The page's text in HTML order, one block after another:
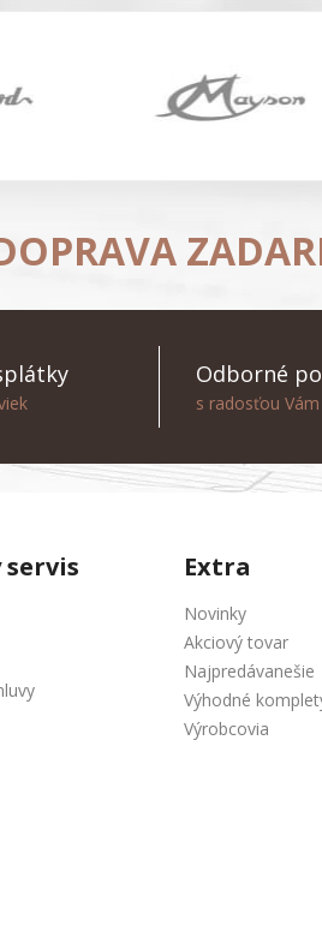
Odborné
s radosťou
Extra
Novinky
Akciový tovar
Najpredávanešie
Výhodné
Výrobcovia